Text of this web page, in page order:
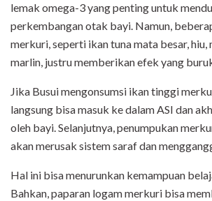
lemak omega-3 yang penting untuk
perkembangan otak bayi. Namun,
merkuri, seperti ikan tuna mata besar, hiu,
marlin, justru memberikan efek yang
Jika Busui mengonsumsi ikan tinggi
langsung bisa masuk ke dalam ASI dan
oleh bayi. Selanjutnya, penumpukan
akan merusak sistem saraf dan
Hal ini bisa menurunkan kemampuan
Bahkan, paparan logam merkuri bisa